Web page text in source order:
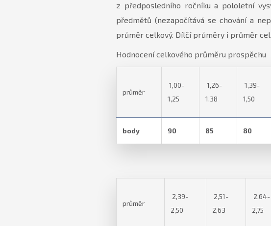
z předposledního ročníku a pololetní
předmětů (nezapočítává se chování a
průměr celkový. Dílčí průměry i průměr
Hodnocení celkového průměru prospěchu
průměr
1,00-
1,25
1,26-
1,38
1,39-
1,50
body 90 85 80
průměr
2,39-
2,50
2,51-
2,63
2,64-
2,75